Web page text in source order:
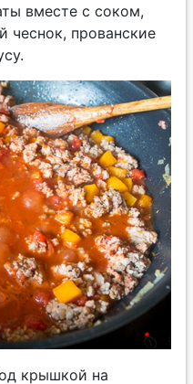
вместе с соком,
чеснок, прованские
крышкой на